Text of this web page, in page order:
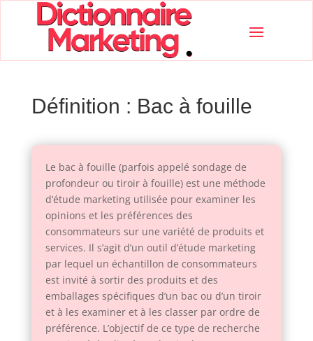
Définition : Bac à fouille
Le bac à fouille (parfois appelé sondage de
profondeur ou tiroir à fouille) est une méthode
d’étude marketing utilisée pour examiner les
opinions et les préférences des
consommateurs sur une variété de produits et
services. Il s’agit d’un outil d’étude marketing
par lequel un échantillon de consommateurs
est invité à sortir des produits et des
emballages spécifiques d’un bac ou d’un tiroir
et à les examiner et à les classer par ordre de
préférence. L’objectif de ce type de recherche